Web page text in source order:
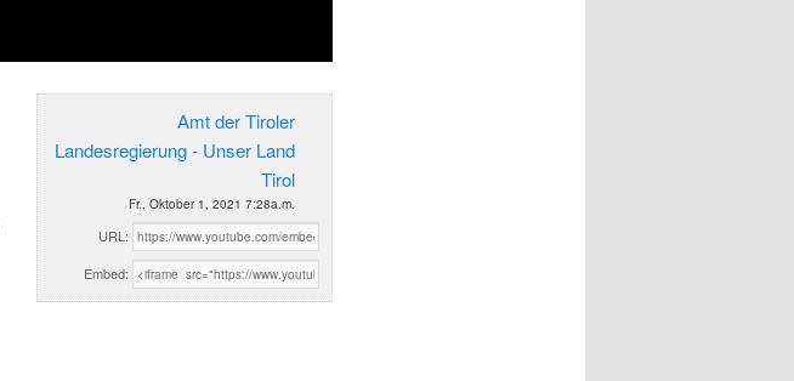
Amt der Tiroler
Landesregierung - Unser Land
Tirol
Fr., Oktober 1, 2021 7:28a.m.
URL:
Embed: